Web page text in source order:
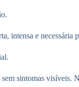
intensa e necessária
sintomas visíveis.